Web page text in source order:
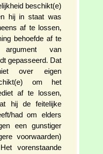
beschikt(e)
hij in staat was
af te lossen,
behoefde af te
van
gepasseerd. Dat
over eigen
om het
af te lossen,
hij de feitelijke
had om elders
een gunstiger
voorwaarden)
vorenstaande